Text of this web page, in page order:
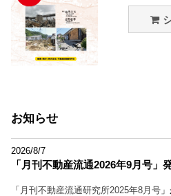
お知らせ
2026/8/7
「月刊不動産流通2026年9月号」
「 月刊不動産流通研究所2025年8月号